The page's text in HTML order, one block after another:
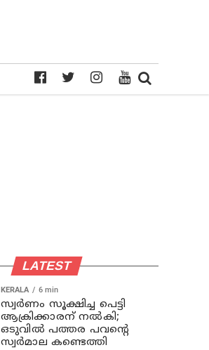
LATEST
KERALA 6 min
സ്വര്‍ണം സൂക്ഷിച്ച പെട്ടി
ആക്രിക്കാരന് നല്‍കി;
ഒടുവില്‍ പത്തര പവന്റെ
സ്വര്‍മാല കണ്ടെത്തി